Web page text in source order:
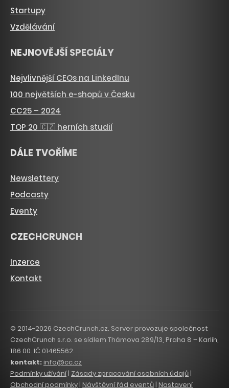
Startupy
Vzdělávání
NEJNOVĚJŠÍ SPECIÁLY
Nejvlivnější CEOs na LinkedInu
100 největších e-shopů v Česku
CC25 – 2024
TOP 20 🇨🇿 herních studií
DÁLE TVOŘÍME
Newslettery
Podcasty
Eventy
CZECHCRUNCH
Inzerce
Kontakt
© 2014-2026 CzechCrunch.cz. Server provozuje společnost
CzechCrunch s.r.o. se sídlem Thámova 289/13, Praha 8 – Karlín,
186 00. IČ 01465562.
kontakt:info@cc.cz
Podmínky užívání| Zásady zpracování osobních údajů|
Obchodní podmínky| Návštěvní řád eventů | Nastavení